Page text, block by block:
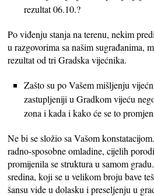
rezultat 06.10.?
Po viđenju stanja na terenu, nekim
u razgovorima sa našim sugrađanima,
rezultat od tri Gradska vijećnika.
Zašto su po Vašem mišljenju
zastupljeniji u Gradkom vijeću
zona i kada i kako će se to
Ne bi se složio sa Vašom
radno-sposobne omladine, cijelih
promijenila se struktura u samom
sredina, koji se u velikom broju bave
šansu vide u dolasku i preseljenju u